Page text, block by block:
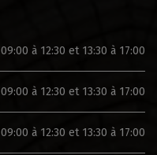
09:00 à 12:30 et 13:30 à 17:00
09:00 à 12:30 et 13:30 à 17:00
09:00 à 12:30 et 13:30 à 17:00